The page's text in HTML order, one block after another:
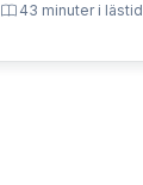
43 minuter i lästid